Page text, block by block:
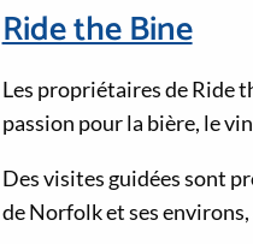
Ride the Bine
Les propriétaires de Ride
passion pour la bière, le
Des visites guidées sont
de Norfolk et ses